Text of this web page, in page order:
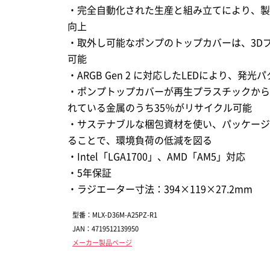
・完全自動化された生産と組み立てにより、
向上
・取外し可能なポンプのトップカバーは、3D
可能
・ARGB Gen 2 に対応したLEDにより、発光
・ポンプトップカバーが再生プラスチックか
れている金属のうち35％がリサイクル可能
・サステナブルな梱包資材を使い、パッケー
ることで、環境負荷の低減を図る
・Intel「LGA1700」、AMD「AM5」対応
・5年保証
・ラジエーター寸法：394×119×27.2mm
型番：MLX-D36M-A25PZ-R1
JAN：4719512139950
メーカー製品ページ